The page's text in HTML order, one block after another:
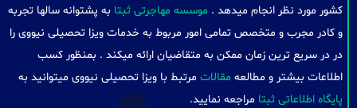
کشور مورد نظر انجام میدهد . موسسه مهاجرتی ثبتا به پشتوانه سالها تجربه
و کادر مجرب و متخصص تمامی امور مربوط به خدمات ویزا تحصیلی نیووی را
در در سریع ترین زمان ممکن به متقاضیان ارائه میکند . بمنظور کسب
اطلاعات بیشتر و مطالعه مقالات مرتبط با ویزا تحصیلی نیووی میتوانید به
پایگاه اطلاعاتی ثبتا مراجعه نمایید.